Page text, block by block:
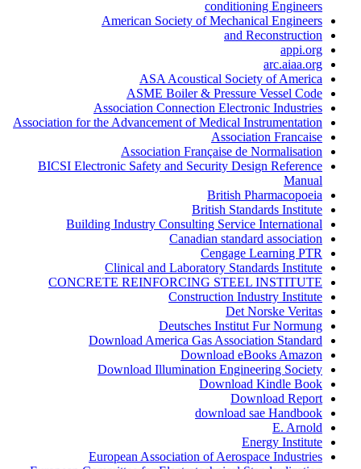
conditioning Engineers
American Society of Mechanical Engineers
and Reconstruction
appi.org
arc.aiaa.org
ASA Acoustical Society of America
ASME Boiler & Pressure Vessel Code
Association Connection Electronic Industries
Association for the Advancement of Medical Instrumentation
Association Francaise
Association Française de Normalisation
BICSI Electronic Safety and Security Design Reference
Manual
British Pharmacopoeia
British Standards Institute
Building Industry Consulting Service International
Canadian standard association
Cengage Learning PTR
Clinical and Laboratory Standards Institute
CONCRETE REINFORCING STEEL INSTITUTE
Construction Industry Institute
Det Norske Veritas
Deutsches Institut Fur Normung
Download America Gas Association Standard
Download eBooks Amazon
Download Illumination Engineering Society
Download Kindle Book
Download Report
download sae Handbook
E. Arnold
Energy Institute
European Association of Aerospace Industries